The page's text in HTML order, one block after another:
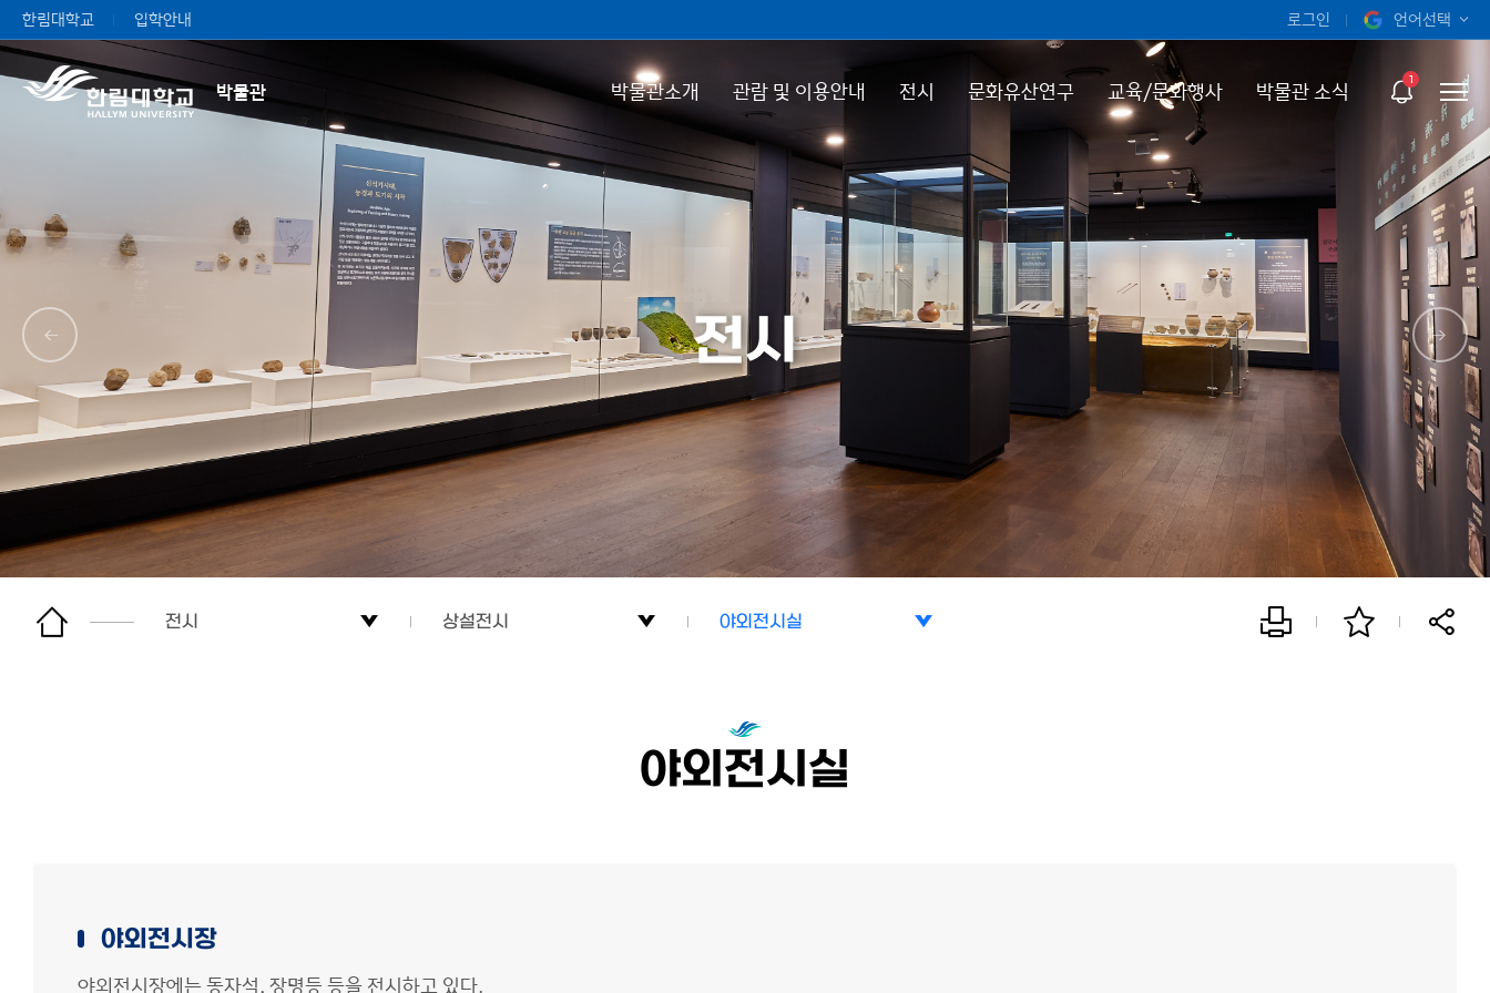
오늘 하루 보지 않기
한림대학교 입학안내 로그인 언어선택
ENG
박물관 박물관소개 관람 및 이용안내 전시 문화유산연구 교육/문화행사 박물관 소식 1
전시
전시
박물관 소식
상설전시 야외전시실
민속·공예실
야외전시실
야외전시장
야외전시장에는 동자석, 장명등 등을 전시하고 있다.